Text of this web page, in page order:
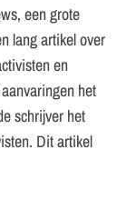
een grote
lang artikel over
en
het
schrijver het
Dit artikel